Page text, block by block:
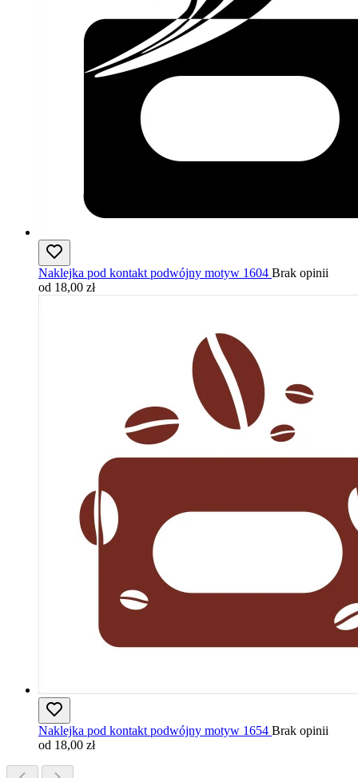
Naklejka pod kontakt podwójny motyw 1604 Brak opinii
od 18,00 zł
Naklejka pod kontakt podwójny motyw 1654 Brak opinii
od 18,00 zł